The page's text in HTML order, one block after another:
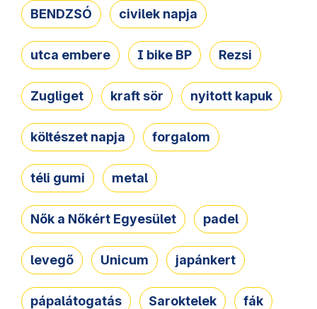
BENDZSÓ civilek napja
utca embere I bike BP Rezsi
Zugliget kraft sör nyitott kapuk
költészet napja forgalom
téli gumi metal
Nők a Nőkért Egyesület padel
levegő Unicum japánkert
pápalátogatás Saroktelek fák